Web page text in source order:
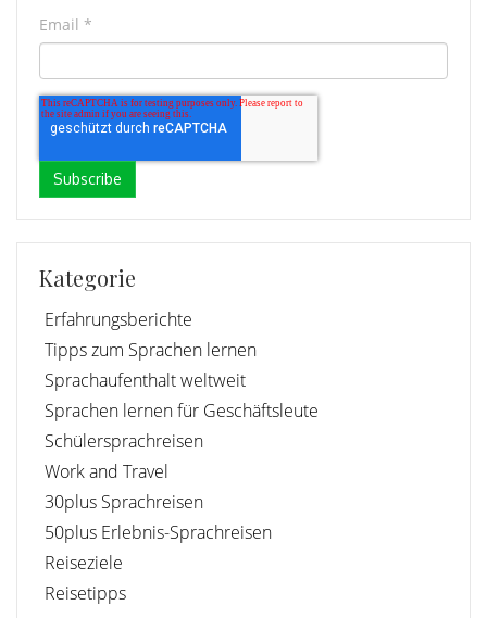
Email *
Kategorie
Erfahrungsberichte
Tipps zum Sprachen lernen
Sprachaufenthalt weltweit
Sprachen lernen für Geschäftsleute
Schülersprachreisen
Work and Travel
30plus Sprachreisen
50plus Erlebnis-Sprachreisen
Reiseziele
Reisetipps